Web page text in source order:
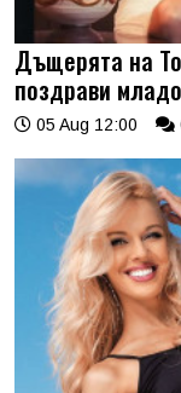
Дъщерята на
поздрави
05 Aug 12:00